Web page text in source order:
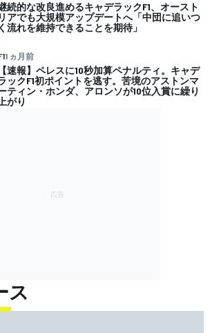
続的な改良進めるキャデラックF1、オースト
リアでも大規模アップデートへ「中団に追いつ
く流れを維持できることを期待」
1 ヵ月前
【速報】ペレスに10秒加算ペナルティ。キャデ
ックF1初ポイントを逃す。苦境のアストンマ
ティン・ホンダ、アロンソが10位入賞に繰り
上がり
ス